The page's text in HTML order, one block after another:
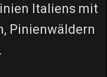
Italiens mit
Pinienwäldern